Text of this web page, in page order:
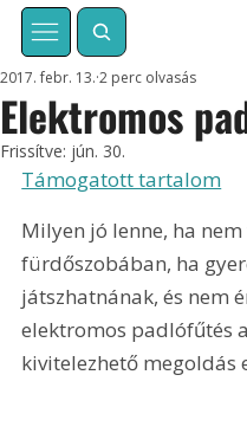
Elektromos
2017. febr. 13. 2 perc olvasás
Frissítve: jún. 30.
Támogatott tartalom
Milyen jó lenne, ha
fürdőszobában, ha
játszhatnának, és nem
elektromos padlófűtés
kivitelezhető megoldás